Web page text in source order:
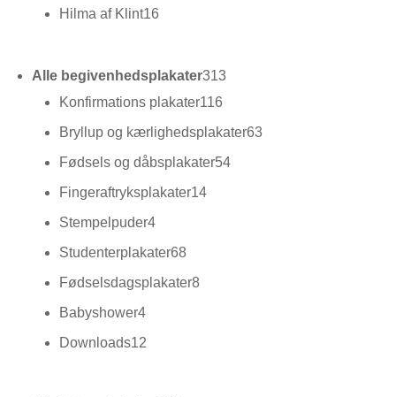
varer
Hilma af Klint16
Alle begivenhedsplakater313
Konfirmations plakater116
varer
Bryllup og kærlighedsplakater6363
Fødsels og dåbsplakater5454
Fingeraftryksplakater1414
Stempelpuder44
varer
Studenterplakater6868
varer
Fødselsdagsplakater88
Babyshower44
varer
Downloads12